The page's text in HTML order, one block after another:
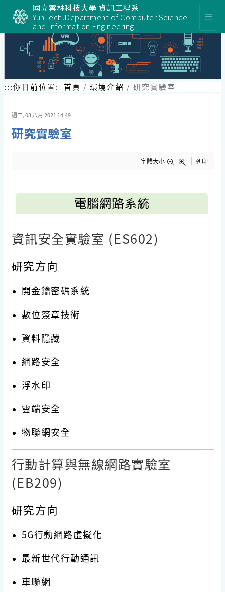
要
國立雲林科技大學 資訊工程系
YunTech.Department of Computer Science
and Information Engineering
:::你目前位置: 首頁 環境介紹 研究實驗室
週二, 03 八月 2021 14:49
研究實驗室
字體大小 列印
資訊安全實驗室 (ES602)
研究方向
開金鑰密碼系統
數位簽章技術
資料隱藏
網路安全
浮水印
雲端安全
物聯網安全
行動計算與無線網路實驗室
(EB209)
研究方向
5G行動網路虛擬化
最新世代行動通訊
車聯網